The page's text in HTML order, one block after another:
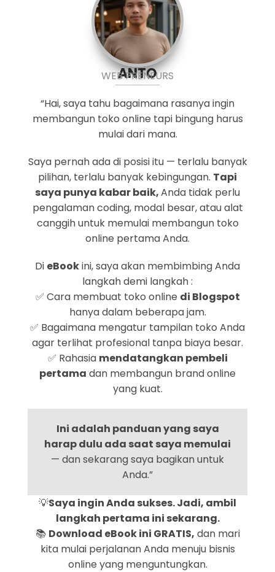
ANTO
WEB PRENEURS
“Hai, saya tahu bagaimana rasanya ingin
membangun toko online tapi bingung harus
mulai dari mana.
Saya pernah ada di posisi itu — terlalu banyak
pilihan, terlalu banyak kebingungan. Tapi
saya punya kabar baik,Anda tidak perlu
pengalaman coding, modal besar, atau alat
canggih untuk memulai membangun toko
online pertama Anda.
Di eBookini, saya akan membimbing Anda
langkah demi langkah :
✅ Cara membuat toko online di Blogspot
hanya dalam beberapa jam.
✅ Bagaimana mengatur tampilan toko Anda
agar terlihat profesional tanpa biaya besar.
✅ Rahasia mendatangkan pembeli
pertama dan membangun brand online
yang kuat.
Ini adalah panduan yang saya
harap dulu ada saat saya memulai
— dan sekarang saya bagikan untuk
Anda.”
💡Saya ingin Anda sukses. Jadi, ambil
langkah pertama ini sekarang.
📚 Download eBook ini GRATIS, dan mari
kita mulai perjalanan Anda menuju bisnis
online yang menguntungkan.